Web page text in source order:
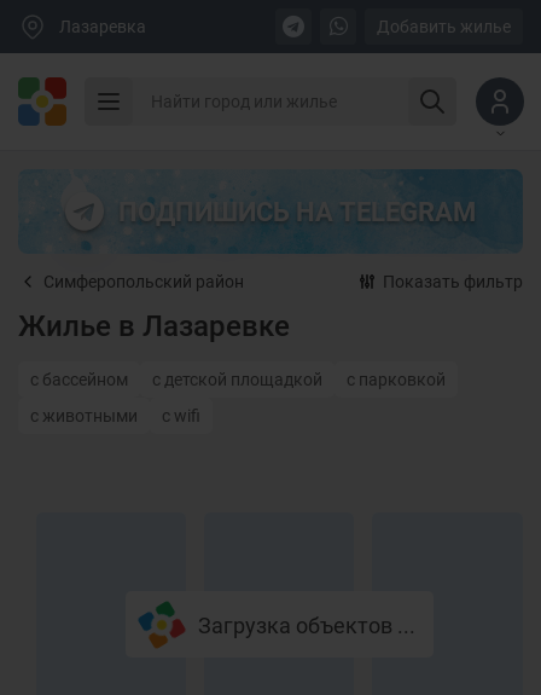
Лазаревка Добавить жилье
ПОДПИШИСЬ НА TELEGRAM
Симферопольский район Показать фильтр
Жилье в Лазаревке
с бассейном с детской площадкой
с парковкой
с животными
с wifi
Загрузка объектов ...